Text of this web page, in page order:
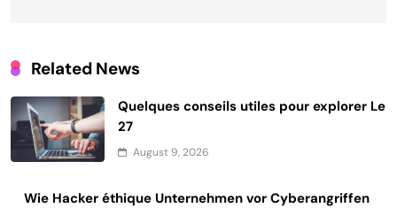
Related News
Quelques conseils utiles pour explorer Le
27
August 9, 2026
Wie Hacker éthique Unternehmen vor Cyberangriffen